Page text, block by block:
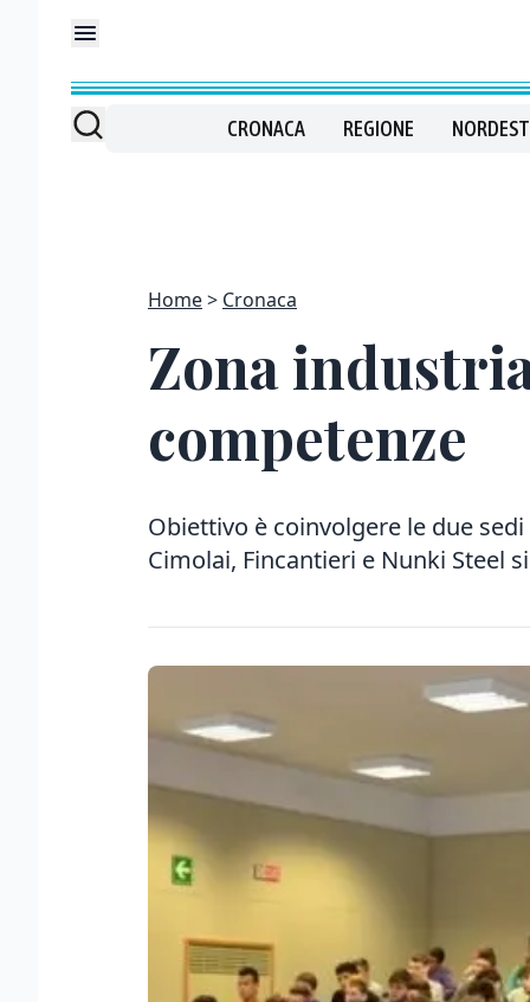
CRONACA REGIONE NORDEST
Home Cronaca
Zona
competenze
Obiettivo è coinvolgere le due
Cimolai, Fincantieri e Nunki Steel